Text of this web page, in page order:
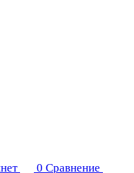
0 Сравнение